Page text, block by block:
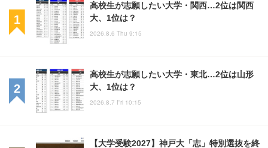
高校生が志願したい大学・関西…2位は関西
大、1位は？
2026.8.6 Thu 9:15
高校生が志願したい大学・東北…2位は山形
大、1位は？
2026.8.7 Fri 10:15
【大学受験2027】神戸大「志」特別選抜を終